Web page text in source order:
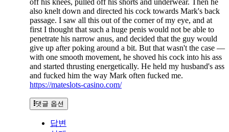
also knelt down and directed his cock towards Mark's back
passage. I saw all this out of the corner of my eye, and at
first I thought that such a huge penis would not be able to
penetrate his narrow anus, and decided that the guy would
give up after poking around a bit. But that wasn't the case —
with one smooth movement, he shoved his cock into his ass
and started thrusting energetically. He held my husband's ass
and fucked him the way Mark often fucked me.
https://mateslots-casino.com/
댓글 옵션
답변